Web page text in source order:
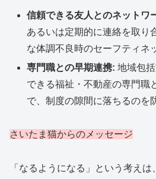
信頼できる友人とのネットワ
あるいは定期的に連絡を取り
な体調不良時のセーフティネ
専門職との早期連携: 地域包
できる福祉・不動産の専門職
で、制度の隙間に落ちるのを
さいたま猫からのメッセージ
「なるようになる」という考え